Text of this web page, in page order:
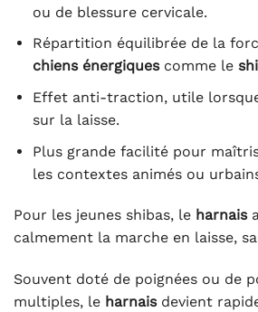
ou de blessure cervicale.
Répartition équilibrée de la
chiens énergiquescomme le
Effet anti-traction, utile
sur la laisse.
Plus grande facilité pour
les contextes animés ou
Pour les jeunes shibas, le harnais
calmement la marche en laisse,
Souvent doté de poignées ou de
multiples, le harnaisdevient